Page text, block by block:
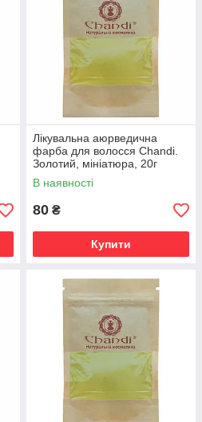
Лікувальна аюрведична
фарба для волосся Chandi.
Золотий, мініатюра, 20г
В наявності
80 ₴
Купити